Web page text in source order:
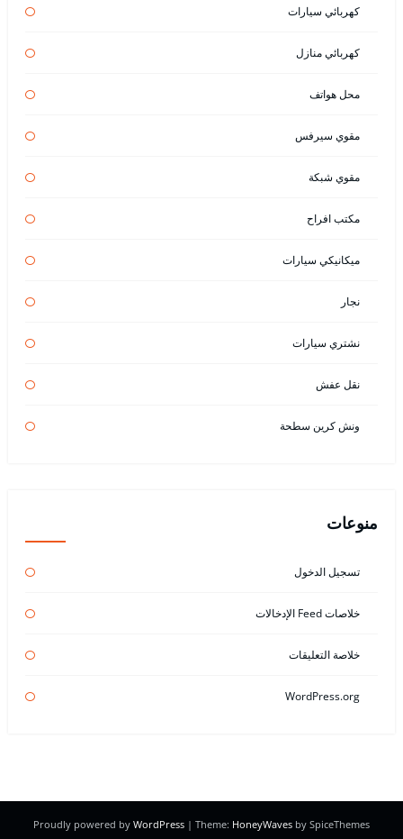
كهربائي سيارات
كهربائي منازل
محل هواتف
مقوي سيرفس
مقوي شبكة
مكتب افراح
ميكانيكي سيارات
نجار
نشتري سيارات
نقل عفش
ونش كرين سطحة
منوعات
تسجيل الدخول
خلاصات Feed الإدخالات
خلاصة التعليقات
WordPress.org
Proudly powered by WordPress | Theme: HoneyWaves by SpiceThemes